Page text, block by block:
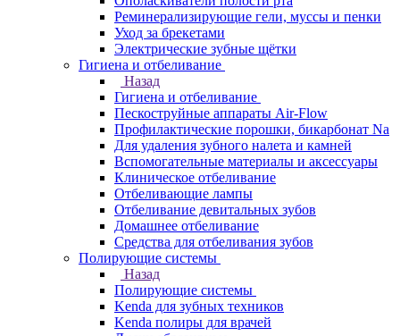
Реминерализирующие гели, муссы и пенки
Уход за брекетами
Электрические зубные щётки
Гигиена и отбеливание
Назад
Гигиена и отбеливание
Пескоструйные аппараты Air-Flow
Профилактические порошки, бикарбонат Na
Для удаления зубного налета и камней
Вспомогательные материалы и аксессуары
Клиническое отбеливание
Отбеливающие лампы
Отбеливание девитальных зубов
Домашнее отбеливание
Средства для отбеливания зубов
Полирующие системы
Назад
Полирующие системы
Kenda для зубных техников
Kenda полиры для врачей